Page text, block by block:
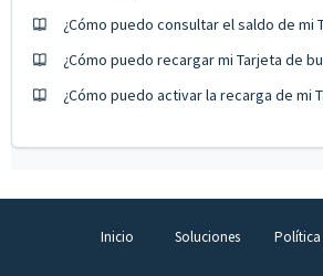
¿Cómo puedo consultar el saldo de mi
¿Cómo puedo recargar mi Tarjeta de
¿Cómo puedo activar la recarga de mi
Inicio Soluciones Política